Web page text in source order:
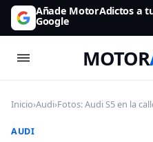
Añade MotorAdictos a
Google
MOTOR
Inicio›Audi›Fotos: Audi S5 en la
AUDI